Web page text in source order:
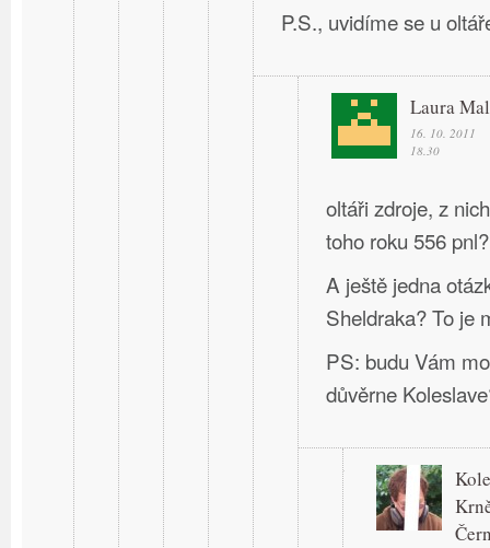
P.S., uvidíme se u
Laura
16. 10. 2011
18.30
oltáři zdroje, z
toho roku 556 pnl?
A ještě jedna
Sheldraka? To je
PS: budu Vám
důvěrne